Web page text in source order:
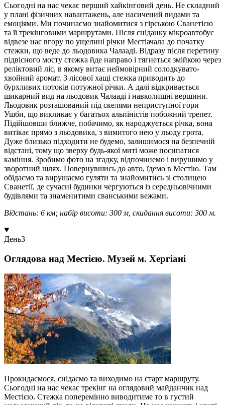
Сьогодні на нас чекає перший хайкінговий день. Не складний
у плані фізичних навантажень, але насичений видами та
емоціями. Ми починаємо знайомитися з гірською Сванетією
та її трекінговими маршрутами. Після сніданку мікроавтобус
відвезе нас вгору по ущелині річки Местіачала до початку
стежки, що веде до льодовика Чалааді. Відразу після перетину
підвісного мосту стежка йде направо і тягнеться змійкою через
реліктовий ліс, в якому витає неймовірний солодкувато-
хвойний аромат. З лісової хащі стежка приводить до
бурхливих потоків потужної річки. А далі відкривається
шикарний вид на льодовик Чалааді і навколишні вершини.
Льодовик розташований під скелями неприступної гори
Ушби, що викликає у багатьох альпіністів побожний трепет.
Підійшовши ближче, побачимо, як народжується річка, вона
витікає прямо з льодовика, з вимитого нею у льоду грота.
Дуже близько підходити не будемо, залишимося на безпечній
відстані, тому що зверху будь-якої миті може посипатися
каміння. Зробимо фото на згадку, відпочинемо і вирушимо у
зворотний шлях. Повернувшись до авто, їдемо в Местію. Там
обідаємо та вирушаємо гуляти та знайомитись зі столицею
Сванетії, де сучасні будинки чергуються із середньовічними
будівлями та знаменитими сванськими вежами.
Відстань: 6 км; набір висоти: 300 м, скидання висоти: 300 м.
День3
Оглядова над Местією. Музей м. Хергіані
Прокидаємося, снідаємо та виходимо на старт маршруту.
Сьогодні на нас чекає трекінг на оглядовий майданчик над
Местією. Стежка поперемінно виводитиме то в густий